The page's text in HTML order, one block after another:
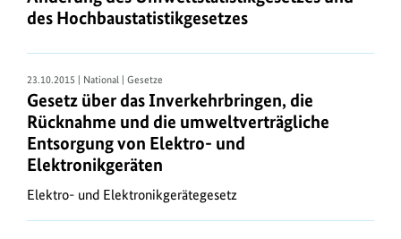
.
gesamte
aktuelle
Bundesrecht
steht
bei
JURIS
kostenlos
des Hochbaustatistikgesetzes
23.10.2015 | National | Gesetze
Gesetz über das Inverkehrbringen, die
Rücknahme und die umweltverträgliche
Entsorgung von Elektro- und
Elektronikgeräten
Elektro- und Elektronikgerätegesetz